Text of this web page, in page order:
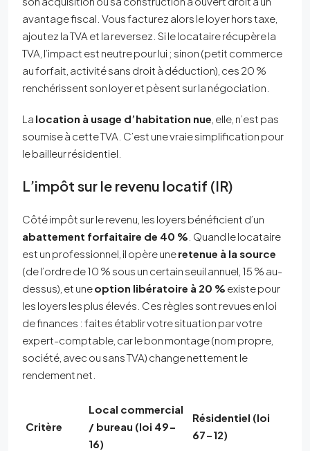
avantage fiscal. Vous facturez alors le loyer hors taxe,
ajoutez la TVA et la reversez. Si le locataire récupère la
TVA, l’impact est neutre pour lui ; sinon (petit commerce
au forfait, activité sans droit à déduction), ces 20 %
renchérissent son loyer et pèsent sur la négociation.
La location à usage d’habitation nue , elle, n’est pas
soumise à cette TVA. C’est une vraie simplification pour
le bailleur résidentiel.
L’impôt sur le revenu locatif (IR)
Côté impôt sur le revenu, les loyers bénéficient d’un
abattement forfaitaire de 40 % . Quand le locataire
est un professionnel, il opère uneretenue à la source
(de l’ordre de 10 % sous un certain seuil annuel, 15 % au-
dessus), et uneoption libératoire à 20 % existe pour
les loyers les plus élevés. Ces règles sont revues en loi
de finances : faites établir votre situation par votre
expert-comptable, car le bon montage (nom propre,
société, avec ou sans TVA) change nettement le
rendement net.
Critère
Local commercial
/ bureau (loi 49-
16)
Résidentiel (loi
67-12)